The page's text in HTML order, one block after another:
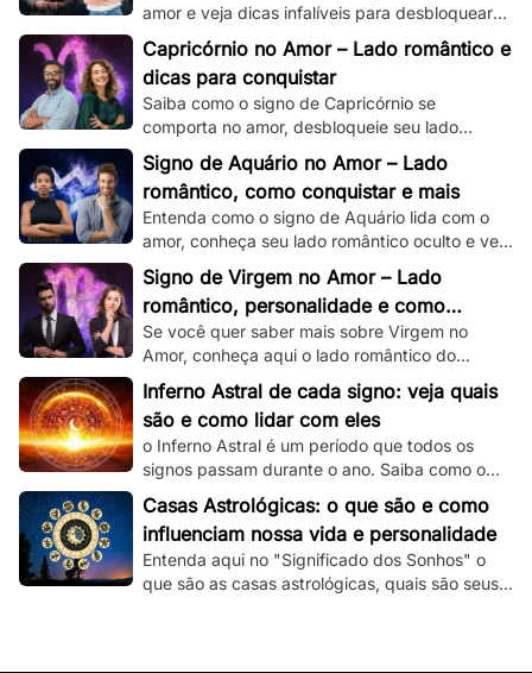
amor e veja dicas infalíveis para desbloquear
seu misterioso e enigmático lado romântico.
Capricórnio no Amor – Lado romântico e
dicas para conquistar
Saiba como o signo de Capricórnio se
comporta no amor, desbloqueie seu lado
romântico e veja dicas de como conquistar um
capricorniano!
Signo de Aquário no Amor – Lado
romântico, como conquistar e mais
Entenda como o signo de Aquário lida com o
amor, conheça seu lado romântico oculto e veja
dicas de como conquistar um aquariano!
Signo de Virgem no Amor – Lado
romântico, personalidade e como
conquistar
Se você quer saber mais sobre Virgem no
Amor, conheça aqui o lado romântico do
virginiano e confira dicas de como conquistá-
lo.
Inferno Astral de cada signo: veja quais
são e como lidar com eles
o Inferno Astral é um período que todos os
signos passam durante o ano. Saiba como o
seu signo é atingido e como lidar com essa
fase.
Casas Astrológicas: o que são e como
influenciam nossa vida e personalidade
Entenda aqui no "Significado dos Sonhos" o
que são as casas astrológicas, quais são seus